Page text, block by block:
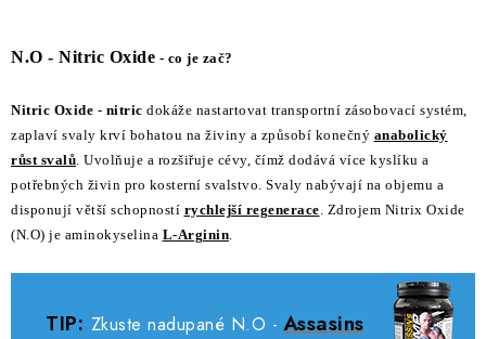
v
á
d
a
c
í
p
r
N.O - Nitric Oxide - co je zač?
Nitric Oxide - nitric dokáže nastartovat transportní zásobovací systém,
zaplaví svaly krví bohatou na živiny a způsobí konečný anabolický
růst svalů . Uvolňuje a rozšiřuje cévy, čímž dodává více kyslíku a
potřebných živin pro kosterní svalstvo. Svaly nabývají na objemu a
disponují větší schopností rychlejší regenerace . Zdrojem Nitrix Oxide
(N.O) je aminokyselina L-Arginin
TIP: Zkuste nadupané N.O - Assasins